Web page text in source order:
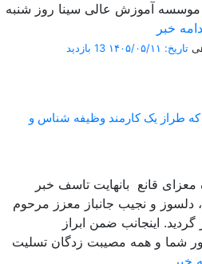
موسسه آموزش عالی سینا روز شنبه
خبر
تاریخ: ۱۴۰۵/۰۵/۱۱ 13 بازدید
طراز یک کارمند وظیفه شناس و
معزای قانع بانهایت تاسف خبر
و نجیب جانباز معزز مرحوم
اینجانب ضمن ابراز
شما و همه مصیبت زدگان تسلیت
خبر